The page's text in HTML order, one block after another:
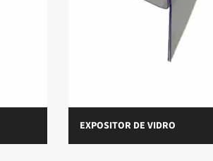
EXPOSITOR DE VIDRO